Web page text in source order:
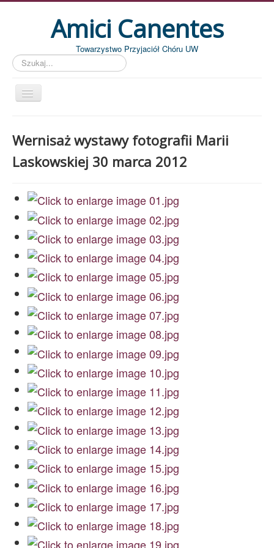
Amici Canentes
Towarzystwo Przyjaciół Chóru UW
Szukaj...
Aktualności
Wydarzenia
Piszemy
Pożegnania
Zdjęcia
Dyrygenci
Archiwum
O nas
Statut TPChUW
Kontakt
Wernisaż wystawy fotografii Marii
Laskowskiej 30 marca 2012